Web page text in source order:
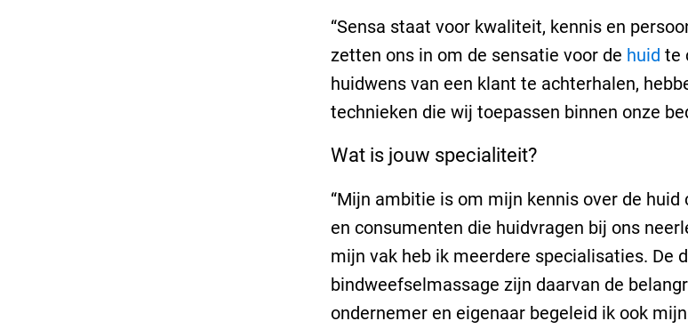
“Sensa staat voor kwaliteit, kennis en
zetten ons in om de sensatie voor de huid te
huidwens van een klant te achterhalen,
technieken die wij toepassen binnen onze
Wat is jouw specialiteit?
“Mijn ambitie is om mijn kennis over de
en consumenten die huidvragen bij ons
mijn vak heb ik meerdere specialisaties. De
bindweefselmassage zijn daarvan de
ondernemer en eigenaar begeleid ik ook